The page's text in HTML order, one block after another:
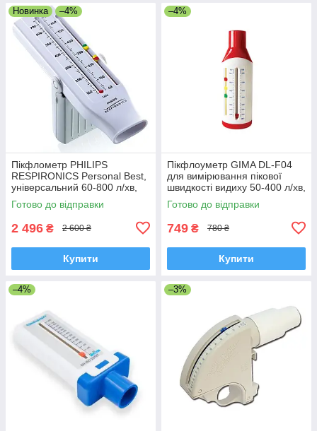
Новинка –4%
Пікфлометр PHILIPS
RESPIRONICS Personal Best,
універсальний 60-800 л/хв,
Нідерланди
Готово до відправки
2 496 ₴ 2 600 ₴
Купити
–4%
Пікфлоуметр GIMA DL-F04
для вимірювання пікової
швидкості видиху 50-400 л/хв,
для дітей, Італія
Готово до відправки
749 ₴ 780 ₴
Купити
–4% –3%